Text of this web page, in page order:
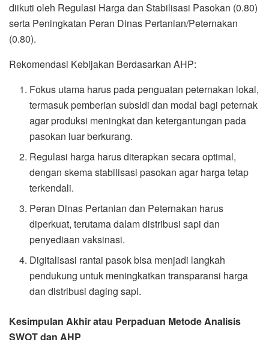
diikuti oleh Regulasi Harga dan Stabilisasi Pasokan (0.80)
serta Peningkatan Peran Dinas Pertanian/Peternakan
(0.80).
Rekomendasi Kebijakan Berdasarkan AHP:
Fokus utama harus pada penguatan peternakan lokal,
termasuk pemberian subsidi dan modal bagi peternak
agar produksi meningkat dan ketergantungan pada
pasokan luar berkurang.
Regulasi harga harus diterapkan secara optimal,
dengan skema stabilisasi pasokan agar harga tetap
terkendali.
Peran Dinas Pertanian dan Peternakan harus
diperkuat, terutama dalam distribusi sapi dan
penyediaan vaksinasi.
Digitalisasi rantai pasok bisa menjadi langkah
pendukung untuk meningkatkan transparansi harga
dan distribusi daging sapi.
Kesimpulan Akhir atau Perpaduan Metode Analisis
SWOT dan AHP